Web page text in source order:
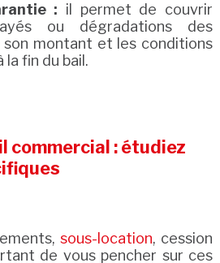
: il permet de couvrir
ou dégradations des
son montant et les conditions
fin du bail.
commercial : étudiez
sous-location, cession
de vous pencher sur ces